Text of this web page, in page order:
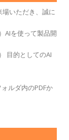
場いただき、誠に
AIを使って製品開
目的としてのAI
ルダ内のPDFか